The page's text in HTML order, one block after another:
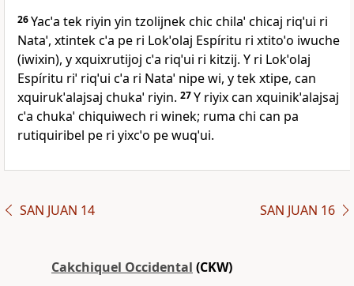
26Yacˈa tek riyin yin tzolijnek chic chilaˈ chicaj riqˈui ri
Nataˈ, xtintek cˈa pe ri Lokˈolaj Espíritu ri xtitoˈo iwuche
(iwixin), y xquixrutijoj cˈa riqˈui ri kitzij. Y ri Lokˈolaj
Espíritu riˈ riqˈui cˈa ri Nataˈ nipe wi, y tek xtipe, can
xquirukˈalajsaj chukaˈ riyin. 27Y riyix can xquinikˈalajsaj
cˈa chukaˈ chiquiwech ri winek; ruma chi can pa
rutiquiribel pe ri yixcˈo pe wuqˈui.
SAN JUAN 14 SAN JUAN 16
Cakchiquel Occidental (CKW)